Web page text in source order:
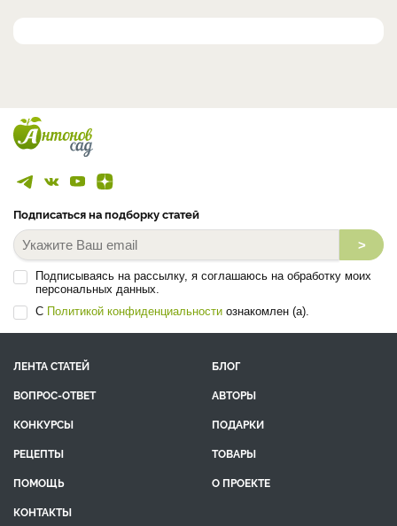
Подписаться на подборку статей
>
Подписываясь на рассылку, я соглашаюсь на обработку моих
персональных данных.
С Политикой конфиденциальности ознакомлен (а).
ЛЕНТА СТАТЕЙ
БЛОГ
ВОПРОС-ОТВЕТ
АВТОРЫ
КОНКУРСЫ
ПОДАРКИ
РЕЦЕПТЫ
ТОВАРЫ
ПОМОЩЬ
О ПРОЕКТЕ
КОНТАКТЫ